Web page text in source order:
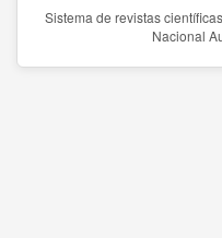
Sistema de revistas
Nacional